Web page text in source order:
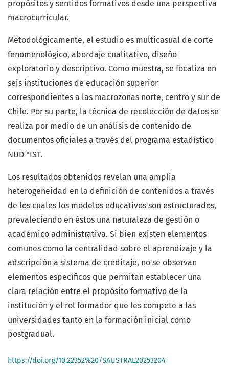
propósitos y sentidos formativos desde una perspectiva
macrocurricular.
Metodológicamente, el estudio es multicasual de corte
fenomenológico, abordaje cualitativo, diseño
exploratorio y descriptivo. Como muestra, se focaliza en
seis instituciones de educación superior
correspondientes a las macrozonas norte, centro y sur de
Chile. Por su parte, la técnica de recolección de datos se
realiza por medio de un análisis de contenido de
documentos oficiales a través del programa estadístico
NUD *IST.
Los resultados obtenidos revelan una amplia
heterogeneidad en la definición de contenidos a través
de los cuales los modelos educativos son estructurados,
prevaleciendo en éstos una naturaleza de gestión o
académico administrativa. Si bien existen elementos
comunes como la centralidad sobre el aprendizaje y la
adscripción a sistema de creditaje, no se observan
elementos específicos que permitan establecer una
clara relación entre el propósito formativo de la
institución y el rol formador que les compete a las
universidades tanto en la formación inicial como
postgradual.
https://doi.org/10.22352%20/SAUSTRAL20253204